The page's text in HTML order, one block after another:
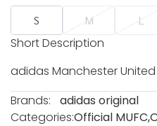
S M L
Short Description
adidas Manchester United
Brands:
adidas original
Categories:Official MUFC,